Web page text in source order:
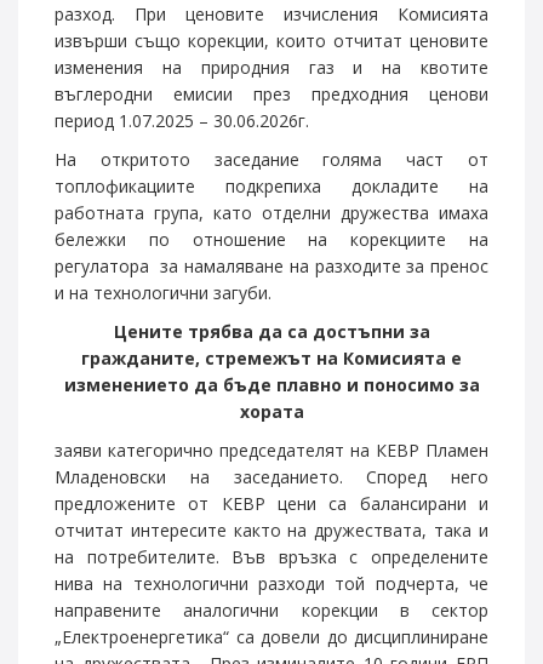
разход. При ценовите изчисления Комисията
извърши също корекции, които отчитат ценовите
изменения на природния газ и на квотите
въглеродни емисии през предходния ценови
период 1.07.2025 – 30.06.2026г.
На откритото заседание голяма част от
топлофикациите подкрепиха докладите на
работната група, като отделни дружества имаха
бележки по отношение на корекциите на
регулатора за намаляване на разходите за пренос
и на технологични загуби.
Цените трябва да са достъпни за
гражданите, стремежът на Комисията е
изменението да бъде плавно и поносимо за
хората
заяви категорично председателят на КЕВР Пламен
Младеновски на заседанието. Според него
предложените от КЕВР цени са балансирани и
отчитат интересите както на дружествата, така и
на потребителите. Във връзка с определените
нива на технологични разходи той подчерта, че
направените аналогични корекции в сектор
„Електроенергетика“ са довели до дисциплиниране